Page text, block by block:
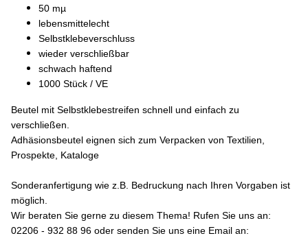
50 mµ
lebensmittelecht
Selbstklebeverschluss
wieder verschließbar
schwach haftend
1000 Stück / VE
Beutel mit Selbstklebestreifen schnell und einfach zu
verschließen.
Adhäsionsbeutel eignen sich zum Verpacken von Textilien,
Prospekte, Kataloge
Sonderanfertigung wie z.B. Bedruckung nach Ihren Vorgaben ist
möglich.
Wir beraten Sie gerne zu diesem Thema! Rufen Sie uns an:
02206 - 932 88 96 oder senden Sie uns eine Email an: